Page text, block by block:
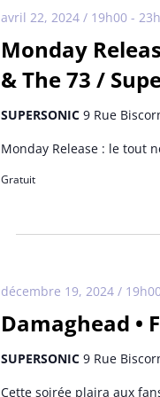
Monday
& The 73 /
avril 22, 2024 / 19h00 -
SUPERSONIC9 Rue
Monday Release : le tout
Gratuit
Damaghead •
décembre 19, 2024 /
SUPERSONIC9 Rue
Cette soirée plaira aux